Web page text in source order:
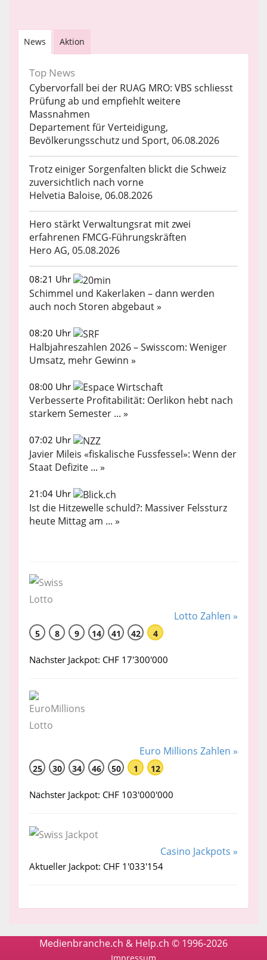
News Aktion
Top News
Cybervorfall bei der RUAG MRO: VBS schliesst
Prüfung ab und empfiehlt weitere
Massnahmen
Departement für Verteidigung,
Bevölkerungsschutz und Sport, 06.08.2026
Trotz einiger Sorgenfalten blickt die Schweiz
zuversichtlich nach vorne
Helvetia Baloise, 06.08.2026
Hero stärkt Verwaltungsrat mit zwei
erfahrenen FMCG-Führungskräften
Hero AG, 05.08.2026
08:21 Uhr
Schimmel und Kakerlaken – dann werden
auch noch Storen abgebaut »
08:20 Uhr
Halbjahreszahlen 2026 – Swisscom: Weniger
Umsatz, mehr Gewinn »
08:00 Uhr
Verbesserte Profitabilität: Oerlikon hebt nach
starkem Semester ... »
07:02 Uhr
Javier Mileis «fiskalische Fussfessel»: Wenn der
Staat Defizite ... »
21:04 Uhr
Ist die Hitzewelle schuld?: Massiver Felssturz
heute Mittag am ... »
Lotto Zahlen »
5 8 9 14 41 42 4
Nächster Jackpot: CHF 17'300'000
Euro Millions Zahlen »
25 30 34 46 50 1 12
Nächster Jackpot: CHF 103'000'000
Casino Jackpots »
Aktueller Jackpot: CHF 1'033'154
Medienbranche.ch & Help.ch © 1996-2026